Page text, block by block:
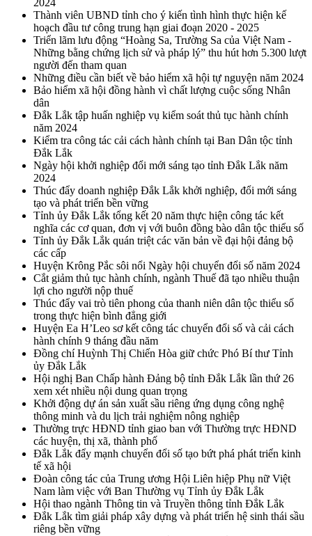
2024
Thành viên UBND tỉnh cho ý kiến tình hình thực hiện kế
hoạch đầu tư công trung hạn giai đoạn 2020 - 2025
Triển lãm lưu động “Hoàng Sa, Trường Sa của Việt Nam -
Những bằng chứng lịch sử và pháp lý” thu hút hơn 5.300 lượt
người đến tham quan
Những điều cần biết về bảo hiểm xã hội tự nguyện năm 2024
Bảo hiểm xã hội đồng hành vì chất lượng cuộc sống Nhân
dân
Đắk Lắk tập huấn nghiệp vụ kiểm soát thủ tục hành chính
năm 2024
Kiểm tra công tác cải cách hành chính tại Ban Dân tộc tỉnh
Đắk Lắk
Ngày hội khởi nghiệp đổi mới sáng tạo tỉnh Đắk Lắk năm
2024
Thúc đẩy doanh nghiệp Đắk Lắk khởi nghiệp, đổi mới sáng
tạo và phát triển bền vững
Tỉnh ủy Đắk Lắk tổng kết 20 năm thực hiện công tác kết
nghĩa các cơ quan, đơn vị với buôn đồng bào dân tộc thiểu số
Tỉnh ủy Đắk Lắk quán triệt các văn bản về đại hội đảng bộ
các cấp
Huyện Krông Pắc sôi nổi Ngày hội chuyển đổi số năm 2024
Cắt giảm thủ tục hành chính, ngành Thuế đã tạo nhiều thuận
lợi cho người nộp thuế
Thúc đẩy vai trò tiên phong của thanh niên dân tộc thiểu số
trong thực hiện bình đẳng giới
Huyện Ea H’Leo sơ kết công tác chuyển đổi số và cải cách
hành chính 9 tháng đầu năm
Đồng chí Huỳnh Thị Chiến Hòa giữ chức Phó Bí thư Tỉnh
ủy Đắk Lắk
Hội nghị Ban Chấp hành Đảng bộ tỉnh Đắk Lắk lần thứ 26
xem xét nhiều nội dung quan trọng
Khởi động dự án sản xuất sầu riêng ứng dụng công nghệ
thông minh và du lịch trải nghiệm nông nghiệp
Thường trực HĐND tỉnh giao ban với Thường trực HĐND
các huyện, thị xã, thành phố
Đắk Lắk đẩy mạnh chuyển đổi số tạo bứt phá phát triển kinh
tế xã hội
Đoàn công tác của Trung ương Hội Liên hiệp Phụ nữ Việt
Nam làm việc với Ban Thường vụ Tỉnh ủy Đắk Lắk
Hội thao ngành Thông tin và Truyền thông tỉnh Đắk Lắk
Đắk Lắk tìm giải pháp xây dựng và phát triển hệ sinh thái sầu
riêng bền vững